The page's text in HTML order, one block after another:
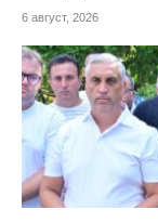
6 август, 2026